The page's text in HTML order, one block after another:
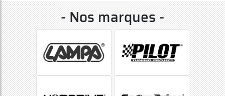
- Nos marques -